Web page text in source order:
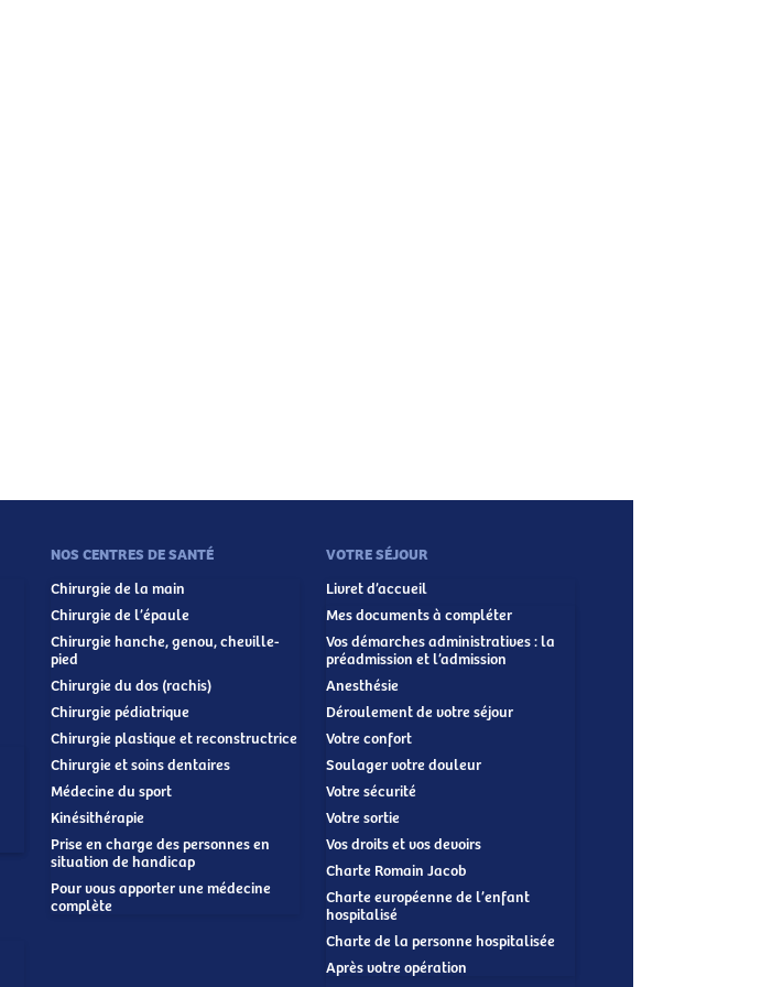
NOS CENTRES DE SANTÉ
Chirurgie de la main
Chirurgie de l’épaule
Chirurgie hanche, genou, cheville-
pied
Chirurgie du dos (rachis)
Chirurgie pédiatrique
Chirurgie plastique et reconstructrice
Chirurgie et soins dentaires
Médecine du sport
Kinésithérapie
Prise en charge des personnes en
situation de handicap
Pour vous apporter une médecine
complète
VOTRE SÉJOUR
Livret d’accueil
Mes documents à compléter
Vos démarches administratives : la
préadmission et l’admission
Anesthésie
Déroulement de votre séjour
Votre confort
Soulager votre douleur
Votre sécurité
Votre sortie
Vos droits et vos devoirs
Charte Romain Jacob
Charte européenne de l’enfant
hospitalisé
Charte de la personne hospitalisée
Après votre opération